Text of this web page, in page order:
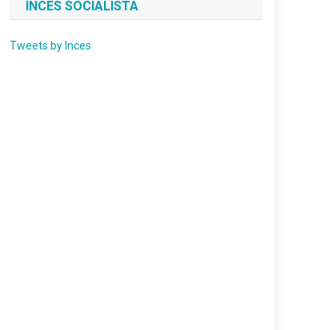
INCES SOCIALISTA
Tweets by Inces